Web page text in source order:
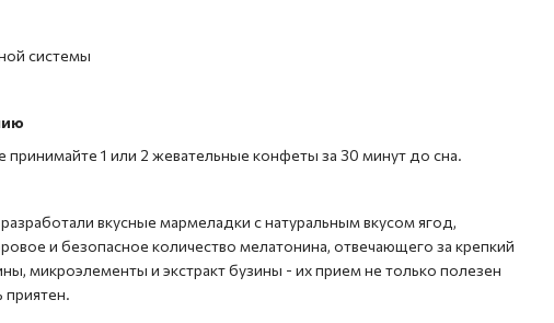
системы
принимайте 1 или 2 жевательные конфеты за 30 минут до сна.
вкусные мармеладки с натуральным вкусом ягод,
и безопасное количество мелатонина, отвечающего за крепкий
микроэлементы и экстракт бузины - их прием не только полезен
приятен.